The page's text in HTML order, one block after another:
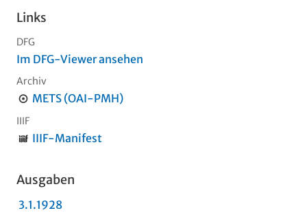
Links
DFG
Im DFG-Viewer ansehen
Archiv
METS (OAI-PMH)
IIIF
IIIF-Manifest
Ausgaben
3.1.1928